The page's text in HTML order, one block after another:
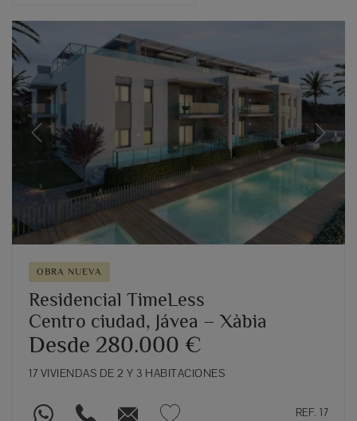
Previous Next
OBRA NUEVA
Residencial TimeLess
Centro ciudad, Jávea – Xàbia
Desde 280.000 €
17 VIVIENDAS DE 2 Y 3 HABITACIONES
REF. 17